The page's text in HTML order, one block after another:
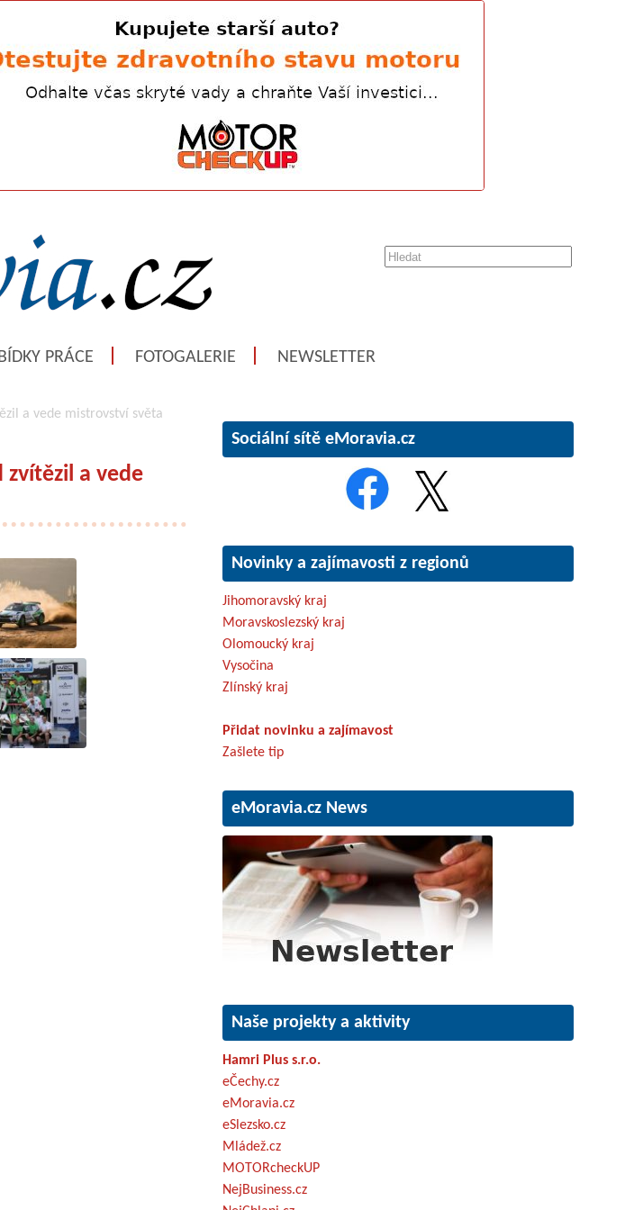
PRÁCE FOTOGALERIE NEWSLETTER
a vede mistrovství světa
zvítězil a vede
Sociální sítě eMoravia.cz
Novinky a zajímavosti z regionů
Jihomoravský kraj
Moravskoslezský kraj
Olomoucký kraj
Vysočina
Zlínský kraj
Přidat novinku a zajímavost
Zašlete tip
eMoravia.cz News
Naše projekty a aktivity
Hamri Plus s.r.o.
eČechy.cz
eMoravia.cz
eSlezsko.cz
Mládež.cz
MOTORcheckUP
NejBusiness.cz